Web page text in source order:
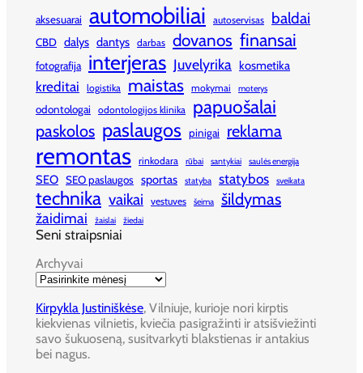
aksesuarai automobiliai autoservisas baldai
CBD dalys dantys darbas dovanos finansai
fotografija interjeras Juvelyrika kosmetika
kreditai logistika maistas mokymai moterys
odontologai odontologijos klinika papuošalai
paskolos paslaugos pinigai reklama
remontas rinkodara rūbai santykiai saulės energija
SEO SEO paslaugos sportas statyba statybos sveikata
technika vaikai vestuves šeima šildymas
žaidimai žaislai žiedai
Seni straipsniai
Archyvai
Kirpykla Justiniškėse, Vilniuje, kurioje nori kirptis
kiekvienas vilnietis, kviečia pasigražinti ir atsišviežinti
savo šukuoseną, susitvarkyti blakstienas ir antakius
bei nagus.